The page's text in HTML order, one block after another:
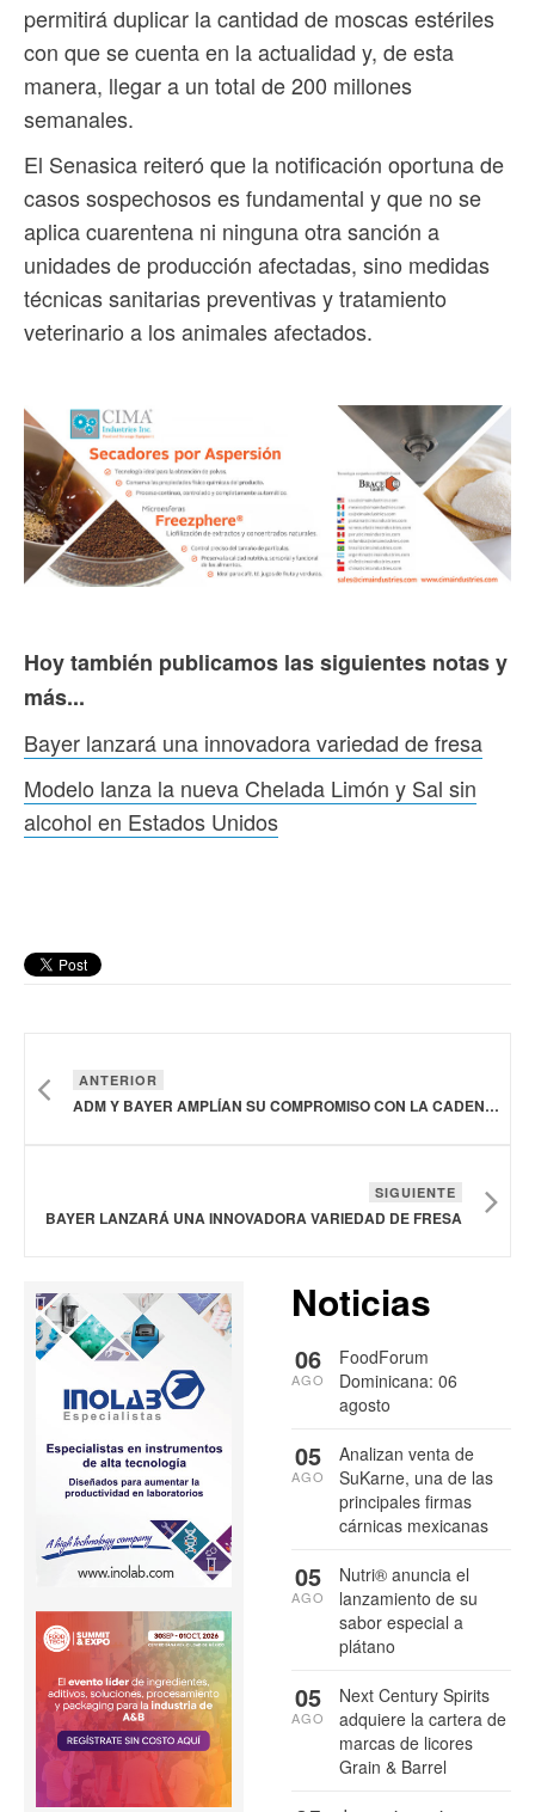
permitirá duplicar la cantidad de moscas estériles
con que se cuenta en la actualidad y, de esta
manera, llegar a un total de 200 millones
semanales.
El Senasica reiteró que la notificación oportuna de
casos sospechosos es fundamental y que no se
aplica cuarentena ni ninguna otra sanción a
unidades de producción afectadas, sino medidas
técnicas sanitarias preventivas y tratamiento
veterinario a los animales afectados.
Hoy también publicamos las siguientes notas y
más...
Bayer lanzará una innovadora variedad de fresa
Modelo lanza la nueva Chelada Limón y Sal sin
alcohol en Estados Unidos
ANTERIOR
ADM Y BAYER AMPLÍAN SU COMPROMISO CON LA CADENA DE VALOR ALIMENTARIA Y CUADRUPLICAN SU ALCANCE A 100 MIL PRODUCTORES DE SOYA
SIGUIENTE
BAYER LANZARÁ UNA INNOVADORA VARIEDAD DE FRESA
Noticias
FoodForum
Dominicana: 06
agosto
06
AGO
Analizan venta de
SuKarne, una de las
principales firmas
cárnicas mexicanas
05
AGO
Nutri® anuncia el
lanzamiento de su
sabor especial a
plátano
05
AGO
Next Century Spirits
adquiere la cartera de
marcas de licores
Grain & Barrel
05
AGO